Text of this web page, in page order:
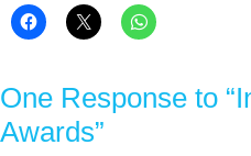
One Response to
Awards”